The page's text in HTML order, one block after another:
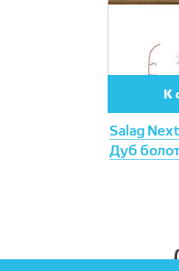
Salag
Дуб
К